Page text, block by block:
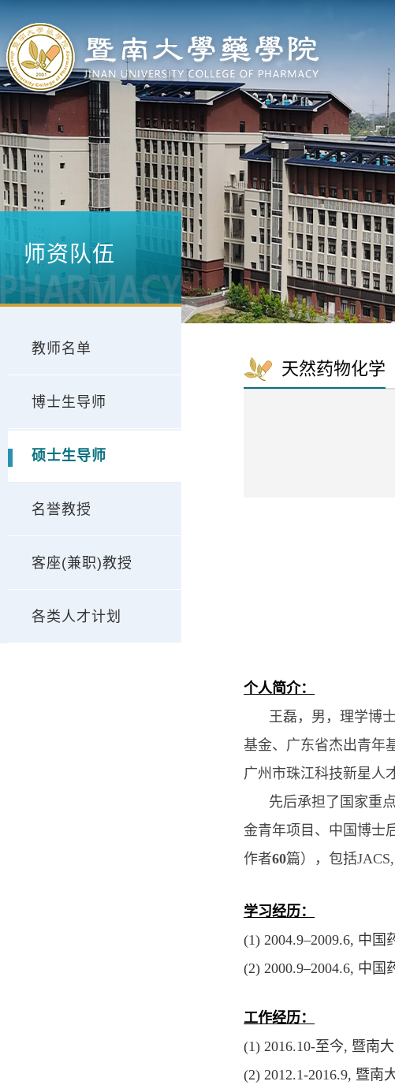
师资队伍
教师名单
博士生导师
硕士生导师
名誉教授
客座(兼职)教授
各类人才计划
天然药物化学
个人简介：
王磊，男，理学博
基金、广东省杰出青年
广州市珠江科技新星人
先后承担了国家重
金青年项目、中国博士
作者60篇），包括JACS
学习经历：
(1) 2004.9–2009.6, 中国
(2) 2000.9–2004.6, 中国
工作经历：
(1) 2016.10-至今, 暨南
(2) 2012.1-2016.9, 暨南